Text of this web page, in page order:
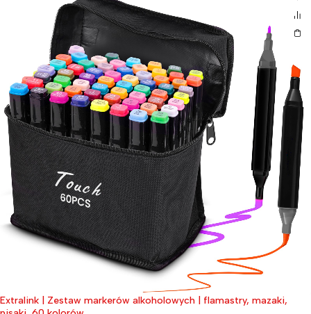
Extralink | Zestaw markerów alkoholowych | flamastry, mazaki,